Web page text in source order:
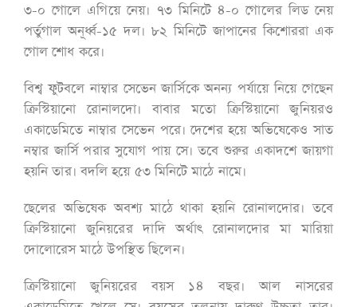
৩-০ গোলে এগিয়ে নেয়। ৭৩ মিনিটে ৪-০ গোলের লিড নেয়
পর্তুগাল অনূর্ধ্ব-১৫ দল। ৮২ মিনিটে জাপানের কিশোররা এক
গোল শোধ করে।
বিশ্ব ফুটবলে নাম্বার সেভেন জার্সিকে অনন্য পর্যায়ে নিয়ে গেছেন
ক্রিস্টিয়ানো রোনালদো। বাবার মতো ক্রিস্টিয়ানো জুনিয়রও
একাডেমিতে নাম্বার সেভেন পরে। দেশের হয়ে অভিষেকেও সাত
নম্বার জার্সি পরার সুযোগ পায় সে। তবে শুরুর একাদশে জায়গা
হয়নি তার। বদলি হয়ে ৫৩ মিনিটে মাঠে নামে।
ছেলের অভিষেক অবশ্য মাঠে থাকা হয়নি রোনালদোর। তবে
ক্রিস্টিয়ানো জুনিয়রের দাদি অর্থাৎ রোনালদোর মা মারিয়া
দোলোরেস মাঠে উপস্থিত ছিলেন।
ক্রিস্টিয়ানো জুনিয়রের বয়স ১৪ বছর। আল নাসরের